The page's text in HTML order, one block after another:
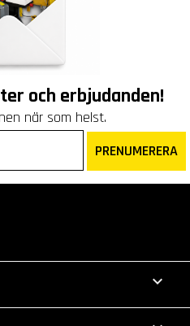
och erbjudanden!
när som helst.
PRENUMERERA
